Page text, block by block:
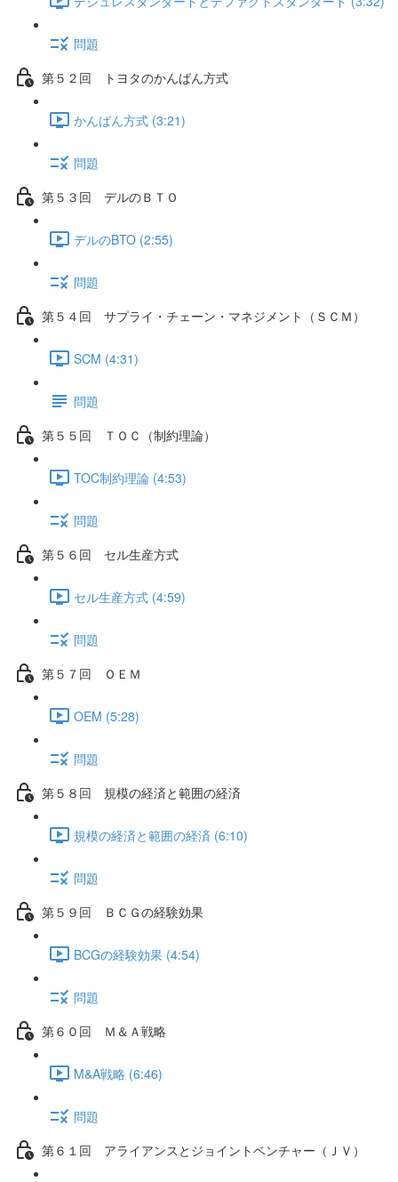
問題
第５２回 トヨタのかんばん方式
かんばん方式 (3:21)
問題
第５３回 デルのＢＴＯ
デルのBTO (2:55)
問題
第５４回 サプライ・チェーン・マネジメント（ＳＣＭ）
SCM (4:31)
問題
第５５回 ＴＯＣ（制約理論）
TOC制約理論 (4:53)
問題
第５６回 セル生産方式
セル生産方式 (4:59)
問題
第５７回 ＯＥＭ
OEM (5:28)
問題
第５８回 規模の経済と範囲の経済
規模の経済と範囲の経済 (6:10)
問題
第５９回 ＢＣＧの経験効果
BCGの経験効果 (4:54)
問題
第６０回 Ｍ＆Ａ戦略
M&A戦略 (6:46)
問題
第６１回 アライアンスとジョイントベンチャー（ＪＶ）